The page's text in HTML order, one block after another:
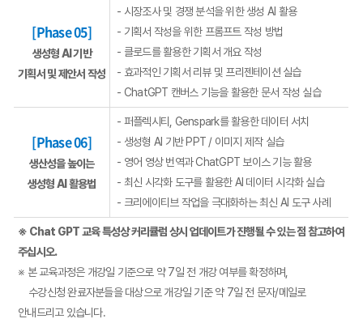
[Phase 05]
생성형 AI 기반
기획서 및 제안서 작성
- 시장조사 및 경쟁 분석을 위한 생성 AI 활용
- 기획서 작성을 위한 프롬프트 작성 방법
- 클로드를 활용한 기획서 개요 작성
- 효과적인 기획서 리뷰 및 프리젠테이션 실습
- ChatGPT 캔버스 기능을 활용한 문서 작성 실습
[Phase 06]
생산성을 높이는
생성형 AI 활용법
- 퍼플렉시티, Genspark를 활용한 데이터 서치
- 생성형 AI 기반 PPT / 이미지 제작 실습
- 영어 영상 번역과 ChatGPT 보이스 기능 활용
- 최신 시각화 도구를 활용한 AI 데이터 시각화 실습
- 크리에이티브 작업을 극대화하는 최신 AI 도구 사례
※ Chat GPT 교육 특성상 커리큘럼 상시 업데이트가 진행될 수 있는 점 참고하여
주십시오.
※ 본 교육과정은 개강일 기준으로 약 7일 전 개강 여부를 확정하며,
수강신청 완료자분들을 대상으로 개강일 기준 약 7일 전 문자/메일로
안내드리고 있습니다.